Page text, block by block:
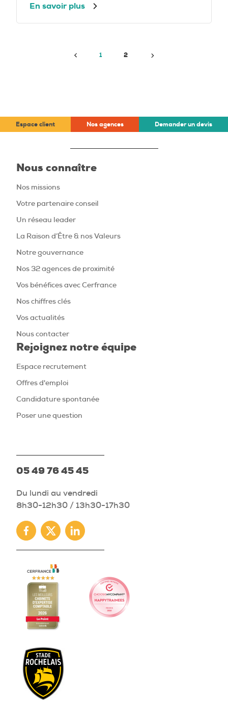
En savoir plus
Précédent
1 2 Suivant
Espace client Nos agences Demander un devis
Nous connaître
Nos missions
Votre partenaire conseil
Un réseau leader
La Raison d’Être & nos Valeurs
Notre gouvernance
Nos 32 agences de proximité
Vos bénéfices avec Cerfrance
Nos chiffres clés
Vos actualités
Nous contacter
Rejoignez notre équipe
Espace recrutement
Offres d'emploi
Candidature spontanée
Poser une question
05 49 76 45 45
Du lundi au vendredi
8h30-12h30 / 13h30-17h30
FacebookTwitterLinkedin